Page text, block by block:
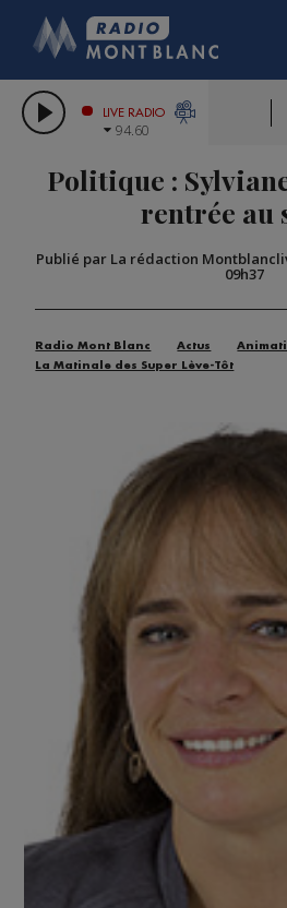
LES CHRONIQUES DE
CITIZEN
GRAND MASSIF
BIGARD
COMPAGNIE DU
LIVE RADIO
94.60
Politique :
rentrée au
Publié par La rédaction
09h37
Radio Mont Blanc Actus
La Matinale des Super Lève-Tôt